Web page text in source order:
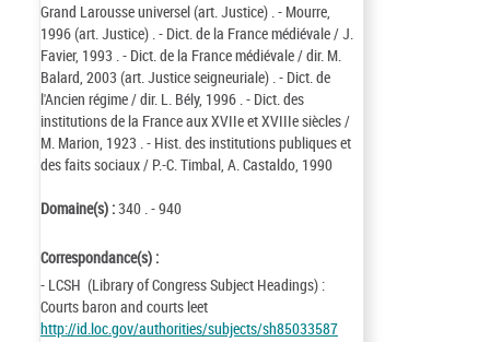
Grand Larousse universel (art. Justice) . - Mourre,
1996 (art. Justice) . - Dict. de la France médiévale / J.
Favier, 1993 . - Dict. de la France médiévale / dir. M.
Balard, 2003 (art. Justice seigneuriale) . - Dict. de
l'Ancien régime / dir. L. Bély, 1996 . - Dict. des
institutions de la France aux XVIIe et XVIIIe siècles /
M. Marion, 1923 . - Hist. des institutions publiques et
des faits sociaux / P.-C. Timbal, A. Castaldo, 1990
Domaine(s) :340 . - 940
Correspondance(s) :
- LCSH (Library of Congress Subject Headings) :
Courts baron and courts leet
http://id.loc.gov/authorities/subjects/sh85033587